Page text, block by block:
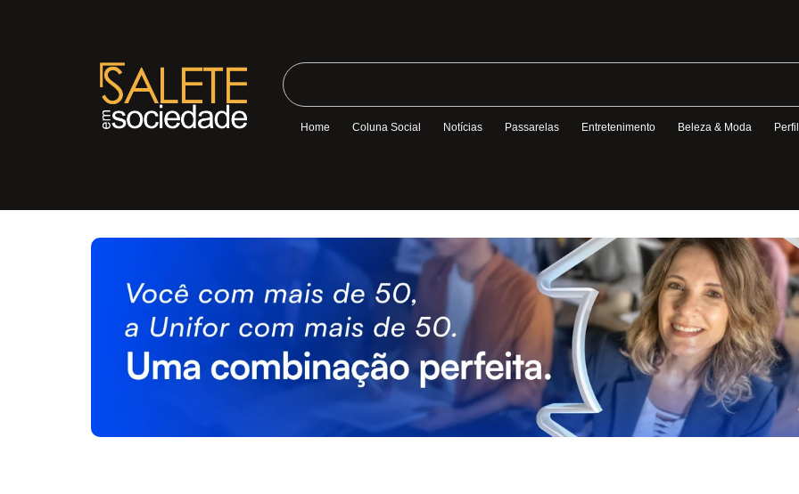
Home Coluna Social Notícias Passarelas Entretenimento Beleza & Moda Perfil